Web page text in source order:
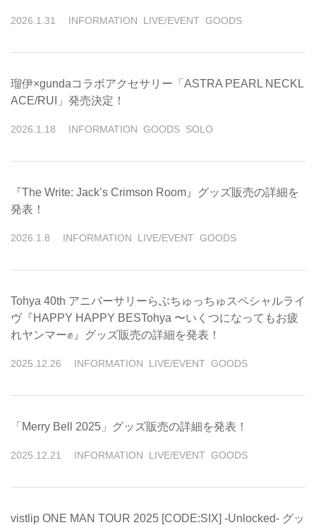
2026 1 31 INFORMATION LIVE/EVENT GOODS
瑠伊×gundaコラボアクセサリー「ASTRA PEARL NECKL
ACE/RUI」発売決定！
2026 1 18 INFORMATION GOODS SOLO
『The Write: Jack’s Crimson Room』グッズ販売の詳細を
発表！
2026 1 8 INFORMATION LIVE/EVENT GOODS
Tohya 40th アニバーサリーらぶちゅっちゅスペシャルライ
ヴ『HAPPY HAPPY BESTohya 〜いくつになってもお疲
れヤンマー✊』グッズ販売の詳細を発表！
2025 12 26 INFORMATION LIVE/EVENT GOODS
「Merry Bell 2025」グッズ販売の詳細を発表！
2025 12 21 INFORMATION LIVE/EVENT GOODS
vistlip ONE MAN TOUR 2025 [CODE:SIX] -Unlocked- グッ